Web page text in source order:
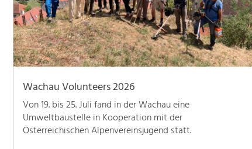
Wachau Volunteers 2026
Von 19. bis 25. Juli fand in der Wachau eine
Umweltbaustelle in Kooperation mit der
Österreichischen Alpenvereinsjugend statt.